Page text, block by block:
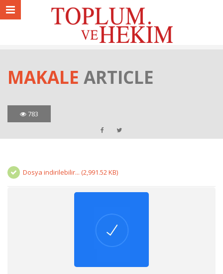
MAKALE ARTICLE
783
Dosya indirilebilir... (2,991.52 KB)